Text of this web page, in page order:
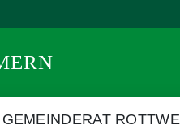
GEMEINDERAT